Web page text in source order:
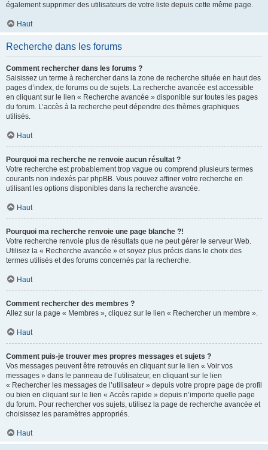
également supprimer des utilisateurs de votre liste depuis cette même page.
Haut
Recherche dans les forums
Comment rechercher dans les forums ?
Saisissez un terme à rechercher dans la zone de recherche située en haut des
pages d’index, de forums ou de sujets. La recherche avancée est accessible
en cliquant sur le lien « Recherche avancée » disponible sur toutes les pages
du forum. L’accès à la recherche peut dépendre des thèmes graphiques
utilisés.
Haut
Pourquoi ma recherche ne renvoie aucun résultat ?
Votre recherche est probablement trop vague ou comprend plusieurs termes
courants non indexés par phpBB. Vous pouvez affiner votre recherche en
utilisant les options disponibles dans la recherche avancée.
Haut
Pourquoi ma recherche renvoie une page blanche ?!
Votre recherche renvoie plus de résultats que ne peut gérer le serveur Web.
Utilisez la « Recherche avancée » et soyez plus précis dans le choix des
termes utilisés et des forums concernés par la recherche.
Haut
Comment rechercher des membres ?
Allez sur la page « Membres », cliquez sur le lien « Rechercher un membre ».
Haut
Comment puis-je trouver mes propres messages et sujets ?
Vos messages peuvent être retrouvés en cliquant sur le lien « Voir vos
messages » dans le panneau de l’utilisateur, en cliquant sur le lien
« Rechercher les messages de l’utilisateur » depuis votre propre page de profil
ou bien en cliquant sur le lien « Accès rapide » depuis n’importe quelle page
du forum. Pour rechercher vos sujets, utilisez la page de recherche avancée et
choisissez les paramètres appropriés.
Haut